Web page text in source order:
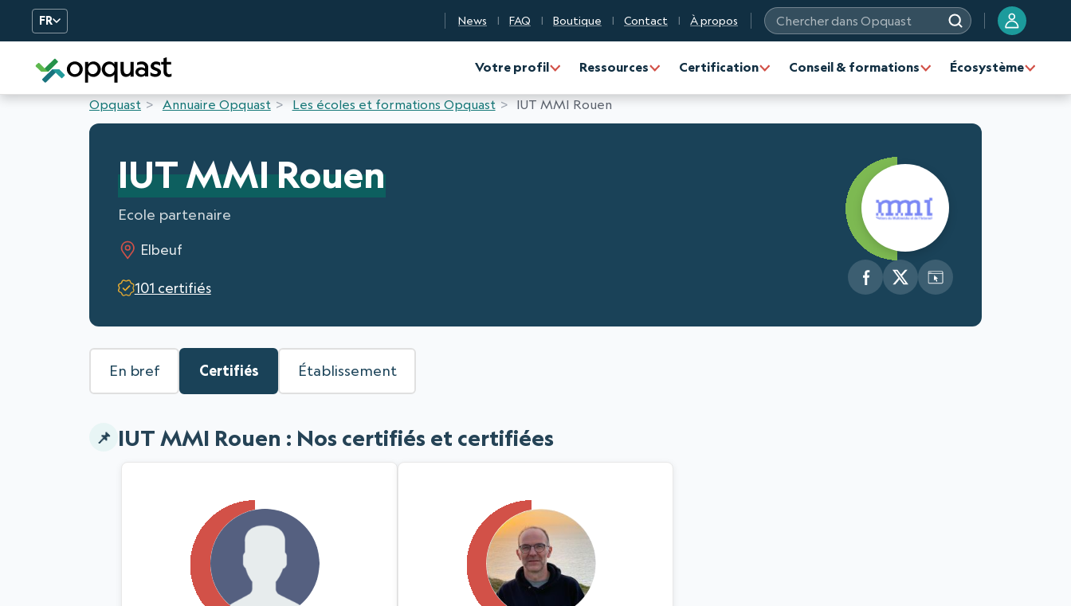
FR News FAQ Boutique Contact À propos
Chercher dans Opquast
Votre profil Ressources Certification Conseil & formations Écosystème
Opquast Annuaire Opquast Les écoles et formations Opquast IUT MMI Rouen
IUT MMI Rouen
Ecole partenaire
Elbeuf
101 certifiés
En bref Certifiés Établissement
IUT MMI Rouen : Nos certifiés et certifiées